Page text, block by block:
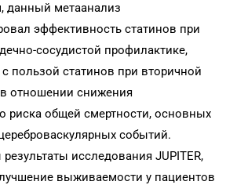
данный метаанализ
эффективность статинов при
сосудистой профилактике,
пользой статинов при вторичной
отношении снижения
риска общей смертности, основных
событий.
исследования JUPITER,
выживаемости у пациентов